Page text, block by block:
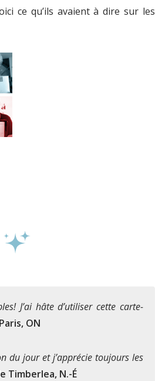
ce qu’ils avaient à dire sur les
J’ai hâte d’utiliser cette carte-
ON
du jour et j’apprécie toujours les
Timberlea, N.-É